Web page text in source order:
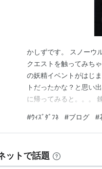
かしずです。 スノーウ
クエストを触ってみち
の妖精イベントがはじ
トだったかな？と思い
に帰ってみると。。。
リーダーリベンジリベ
拾ったガラクタかわか
#ｳｨｽﾞﾀﾞﾌﾈ #ブログ #
ットで話題